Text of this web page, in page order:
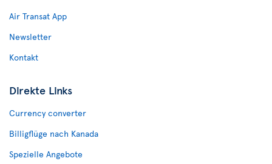
Air Transat App
Newsletter
Kontakt
Direkte Links
Currency converter
Billigflüge nach Kanada
Spezielle Angebote